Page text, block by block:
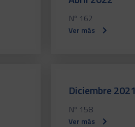
Nº 162
Ver más
Diciembre 2021
Nº 158
Ver más